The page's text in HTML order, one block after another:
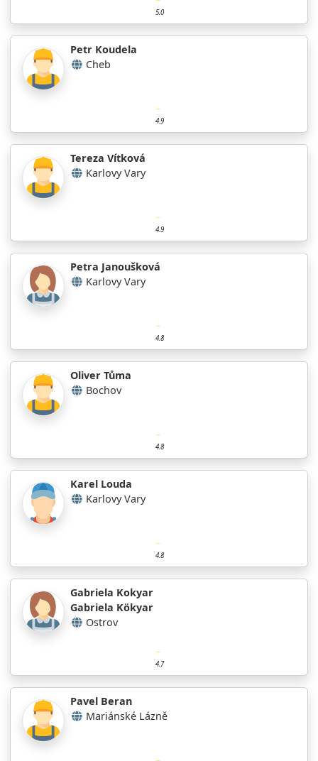
5.0
Petr Koudela
Cheb
4.9
Tereza Vítková
Karlovy Vary
4.9
Petra Janoušková
Karlovy Vary
4.8
Oliver Tůma
Bochov
4.8
Karel Louda
Karlovy Vary
4.8
Gabriela Kokyar
Gabriela Kökyar
Ostrov
4.7
Pavel Beran
Mariánské Lázně